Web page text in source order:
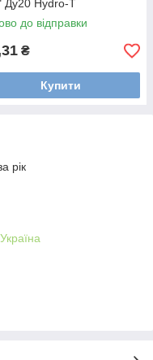
Ду20 Hydro-T
до відправки
₴
Купити
рік